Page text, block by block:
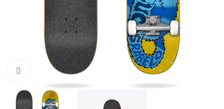
Нажмите, чтобы увеличить